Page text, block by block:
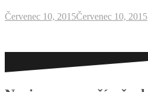
Červenec 10, 2015Červenec 10, 2015